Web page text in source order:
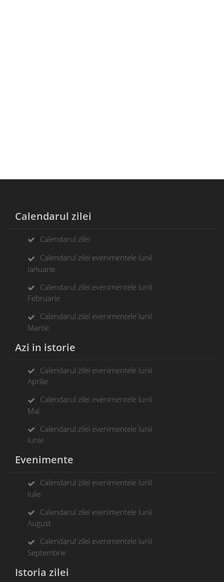
Calendarul zilei
Calendarul zilei
Calendarul zilei evenimentele lunii
Ianuarie
Calendarul zilei evenimentele lunii
Februarie
Calendarul zilei evenimentele lunii
Martie
Azi in istorie
Calendarul zilei evenimentele lunii
Aprilie
Calendarul zilei evenimentele lunii
Mai
Calendarul zilei evenimentele lunii
Iunie
Evenimente
Calendarul zilei evenimentele lunii
Iulie
Calendarul zilei evenimentele lunii
August
Calendarul zilei evenimentele lunii
Septembrie
Istoria zilei